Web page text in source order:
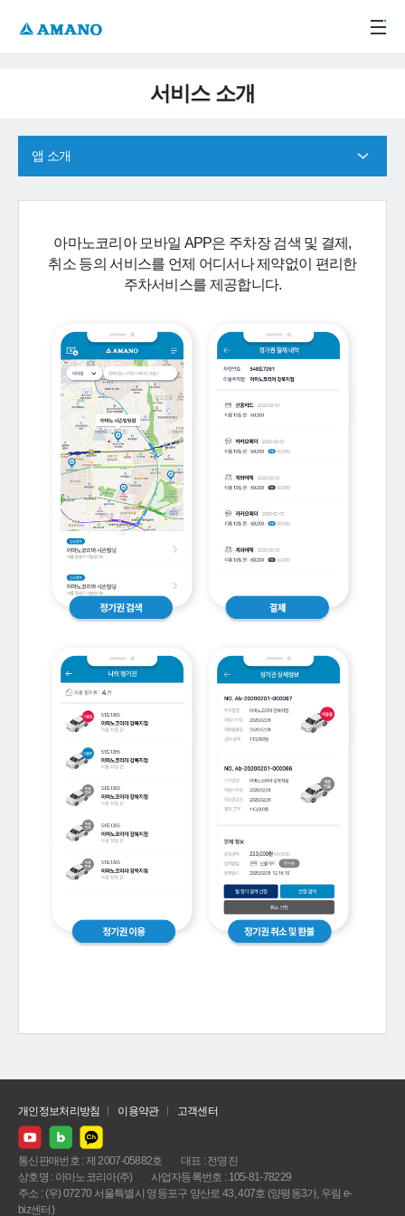
서비스 소개
앱 소개
아마노코리아 모바일 APP은 주차장 검색 및 결제,
취소 등의 서비스를 언제 어디서나 제약없이 편리한
주차서비스를 제공합니다.
개인정보처리방침 이용약관 고객센터
통신판매번호 : 제 2007-05882호
대표 : 전명진
상호명 : 아마노코리아(주)
사업자등록번호 : 105-81-78229
주소 : (우) 07270 서울특별시 영등포구 양산로 43, 407호 (양평동3가, 우림 e-
biz센터)